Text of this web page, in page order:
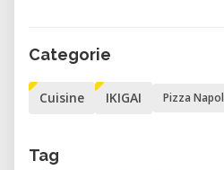
Mozzarella di bufala
fiordilatte
Categorie
Cuisine IKIGAI Pizza
Tag